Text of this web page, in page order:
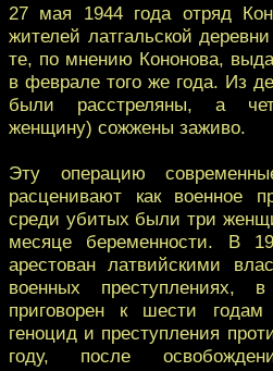
27 мая 1944 года отряд
жителей латгальской
те, по мнению Кононова,
в феврале того же года. Из
были расстреляны, а
женщину) сожжены заживо.
Эту операцию
расценивают как военное
среди убитых были три
месяце беременности. В
арестован латвийскими
военных
приговорен к шести
геноцид и преступления
году, после